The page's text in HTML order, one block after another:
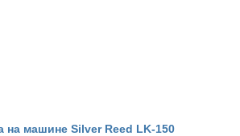
на машине Silver Reed LK-150